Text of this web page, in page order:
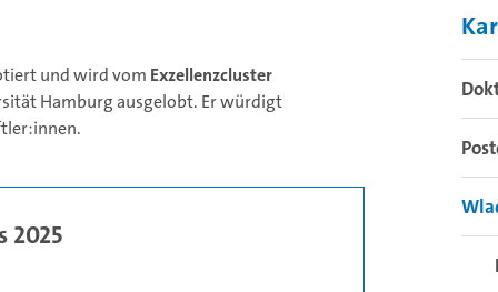
und wird vom Exzellenzcluster
Hamburg ausgelobt. Er würdigt
2025